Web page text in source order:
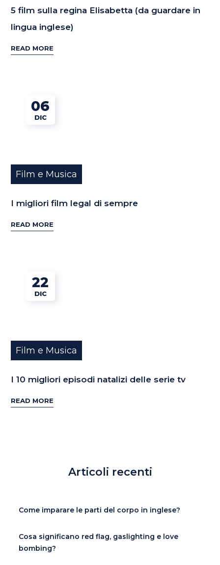
5 film sulla regina Elisabetta (da guardare in
lingua inglese)
READ MORE
06
DIC
Film e Musica
I migliori film legal di sempre
READ MORE
22
DIC
Film e Musica
I 10 migliori episodi natalizi delle serie tv
READ MORE
Articoli recenti
Come imparare le parti del corpo in inglese?
Cosa significano red flag, gaslighting e love
bombing?